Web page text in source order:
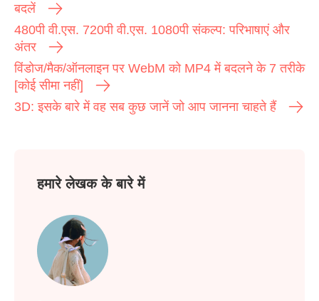
बदलें
480पी वी.एस. 720पी वी.एस. 1080पी संकल्प: परिभाषाएं और
अंतर
विंडोज/मैक/ऑनलाइन पर WebM को MP4 में बदलने के 7 तरीके
[कोई सीमा नहीं]
3D: इसके बारे में वह सब कुछ जानें जो आप जानना चाहते हैं
हमारे लेखक के बारे में